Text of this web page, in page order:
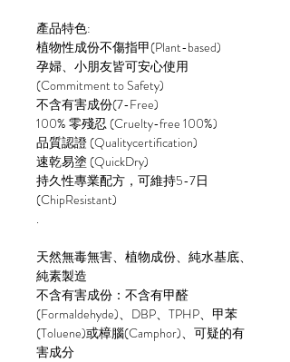
產品特色:
植物性成份不傷指甲(Plant-based)
孕婦、小朋友皆可安心使用
(Commitment to Safety)
不含有害成份(7-Free)
100% 零殘忍 (Cruelty-free 100%)
品質認證 (Qualitycertification)
速乾易塗 (QuickDry)
持久性專業配方，可維持5-7日
(ChipResistant)
.
天然無毒無害、植物成份、純水基底、
純素製造
不含有害成份：不含有甲醛
(Formaldehyde)、DBP、TPHP、甲苯
(Toluene)或樟腦(Camphor)、可疑的有
害成分